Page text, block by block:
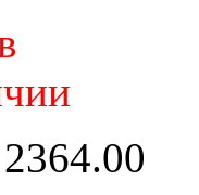
2364.00